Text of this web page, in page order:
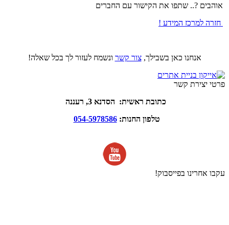
אוהבים ?.. שתפו את הקישור עם החברים
חזרה למרכז המידע !
אנחנו כאן בשבילך,צור קשר ונשמח לעזור לך בכל שאלה!
פרטי יצירת קשר
כתובת ראשית: הסדנא 3, רעננה
טלפון החנות:054-5978586
עקבו אחרינו בפייסבוק!